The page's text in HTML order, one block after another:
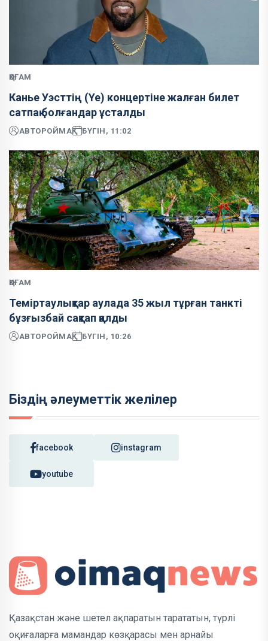
ҚОҒАМ
Канье Уэсттің (Ye) концертіне жалған билет
сатпақ болғандар ұсталды
АВТОРОЙМАҚ БҮГІН, 11:02
ҚОҒАМ
Теміртаулықтар аулада 35 жыл тұрған танкті
бұзғызбай сақтап қалды
АВТОРОЙМАҚ БҮГІН, 10:26
Біздің әлеуметтік желілер
facebook instagram
youtube
Қазақстан және шетел ақпаратын тарататын, түрлі
оқиғаларға мамандар көзқарасы мен арнайы